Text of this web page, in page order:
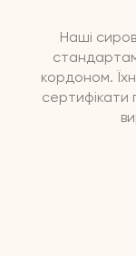
Наші
кордоном.
сертифікати